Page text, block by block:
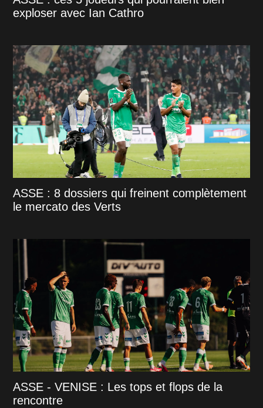
exploser avec Ian Cathro
ASSE : 8 dossiers qui freinent complètement
le mercato des Verts
ASSE - VENISE : Les tops et flops de la
rencontre